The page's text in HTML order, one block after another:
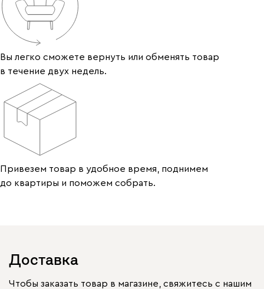
Вы легко сможете вернуть или обменять товар
в течение двух недель.
Привезем товар в удобное время, поднимем
до квартиры и поможем собрать.
Доставка
Чтобы заказать товар в магазине, свяжитесь с нашим